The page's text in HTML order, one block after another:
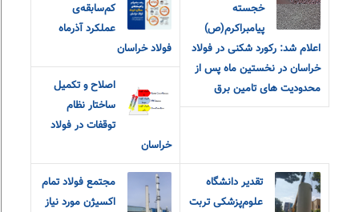
خجسته
پیامبراکرم(ص)
اعلام شد: رکورد شکنی در فولاد
خراسان در نخستین ماه پس از
محدودیت های تامین برق
کم‌سابقه‌ی
عملکرد آذرماه
فولاد خراسان
اصلاح و تکمیل
ساختار نظام
توقفات در فولاد
خراسان
تقدیر دانشگاه
علوم‌پزشکی تربت
مجتمع فولاد تمام
اکسیژن مورد نیاز